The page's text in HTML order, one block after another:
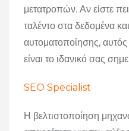
μετατροπών. Αν είστε
ταλέντο στα δεδομένα
αυτοματοποίησης,
είναι το ιδανικό σας
SEO Specialist
Η βελτιστοποίηση